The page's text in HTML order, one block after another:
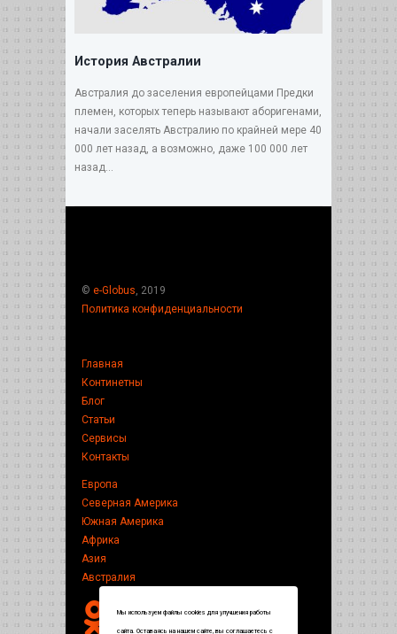
История Австралии
Австралия до заселения европейцами Предки
племен, которых теперь называют аборигенами,
начали заселять Австралию по крайней мере 40
000 лет назад, а возможно, даже 100 000 лет
назад...
© e-Globus , 2019
Политика конфиденциальности
Главная
Континетны
Блог
Статьи
Сервисы
Контакты
Европа
Северная Америка
Южная Америка
Африка
Азия
Австралия
Мы используем файлы cookies для улучшения работы
сайта. Оставаясь на нашем сайте, вы соглашаетесь с